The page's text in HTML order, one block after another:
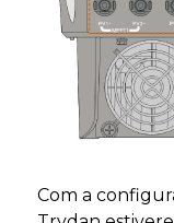
Com a